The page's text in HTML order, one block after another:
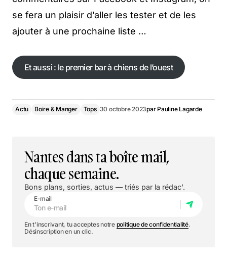
se fera un plaisir d’aller les tester et de les
ajouter à une prochaine liste …
Et aussi : le premier bar à chiens de l’ouest
Actu Boire & Manger Tops 30 octobre 2023par Pauline Lagarde
Nantes dans ta boîte mail,
chaque semaine.
Bons plans, sorties, actus — triés par la rédac'.
E-mail
En t'inscrivant, tu acceptes notre politique de confidentialité.
Désinscription en un clic.